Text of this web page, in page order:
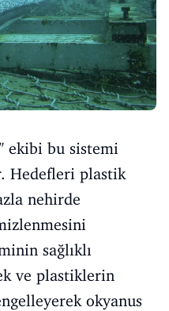
ekibi bu sistemi
Hedefleri plastik
nehirde
sağlıklı
ve plastiklerin
okyanus